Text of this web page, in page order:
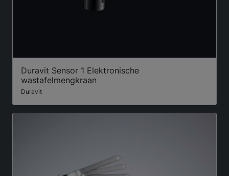
Duravit Sensor 1 Elektronische
wastafelmengkraan
Duravit